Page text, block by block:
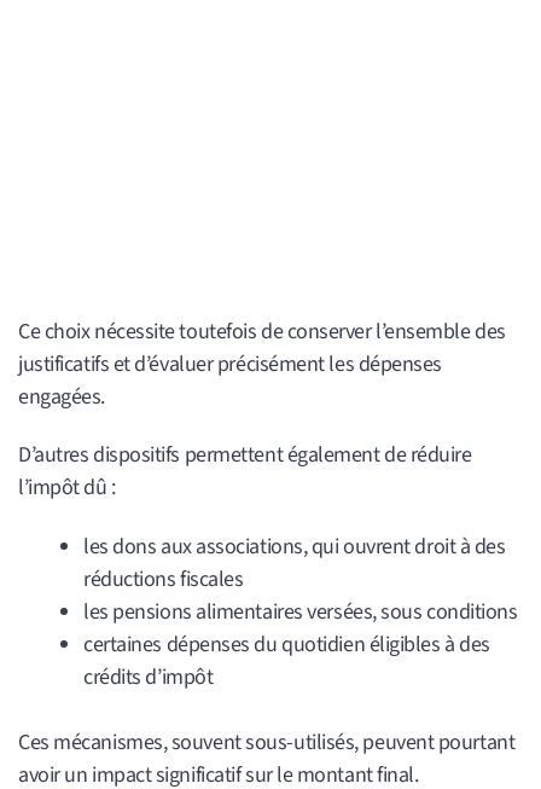
Ce choix nécessite toutefois de conserver l’ensemble des
justificatifs et d’évaluer précisément les dépenses
engagées.
D’autres dispositifs permettent également de réduire
l’impôt dû :
les dons aux associations, qui ouvrent droit à des
réductions fiscales
les pensions alimentaires versées, sous conditions
certaines dépenses du quotidien éligibles à des
crédits d’impôt
Ces mécanismes, souvent sous-utilisés, peuvent pourtant
avoir un impact significatif sur le montant final.